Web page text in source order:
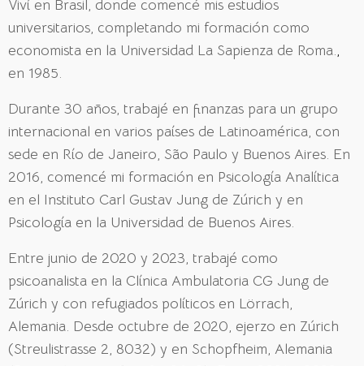
Viví en Brasil, donde comencé mis estudios
universitarios, completando mi formación como
economista en la Universidad La Sapienza de Roma.,
en 1985.
Durante 30 años, trabajé en finanzas para un grupo
internacional en varios países de Latinoamérica, con
sede en Río de Janeiro, São Paulo y Buenos Aires. En
2016, comencé mi formación en Psicología Analítica
en el Instituto Carl Gustav Jung de Zúrich y en
Psicología en la Universidad de Buenos Aires.
Entre junio de 2020 y 2023, trabajé como
psicoanalista en la Clínica Ambulatoria CG Jung de
Zúrich y con refugiados políticos en Lörrach,
Alemania. Desde octubre de 2020, ejerzo en Zúrich
(Streulistrasse 2, 8032) y en Schopfheim, Alemania